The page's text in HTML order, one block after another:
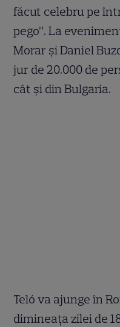
făcut celebru pe
pego”. La
Morar şi Daniel
jur de 20.000 de
cât şi din Bulgaria.
Teló va ajunge în
dimineaţa zilei de